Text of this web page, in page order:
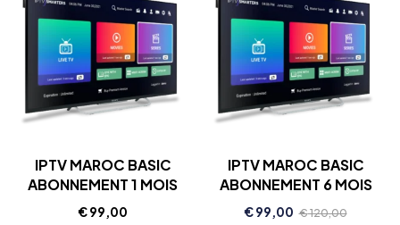
IPTV MAROC BASIC
ABONNEMENT 1 MOIS
€99,00
IPTV MAROC BASIC
ABONNEMENT 6 MOIS
€99,00 €120,00